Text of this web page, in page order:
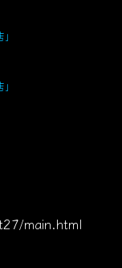
main.html